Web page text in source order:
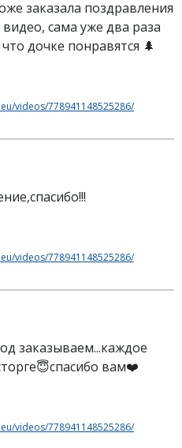
заказала поздравления
сама уже два раза
дочке понравятся 🌲
videos/778941148525286/
videos/778941148525286/
заказываем...каждое
вам❤️
videos/778941148525286/